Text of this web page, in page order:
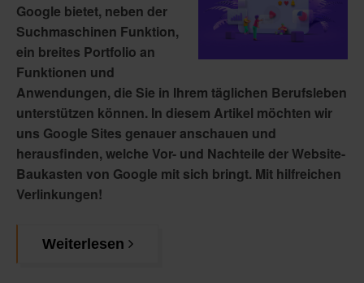
Google bietet, neben der
Suchmaschinen Funktion,
ein breites Portfolio an
Funktionen und
Anwendungen, die Sie in Ihrem täglichen Berufsleben
unterstützen können. In diesem Artikel möchten wir
uns Google Sites genauer anschauen und
herausfinden, welche Vor- und Nachteile der Website-
Baukasten von Google mit sich bringt. Mit hilfreichen
Verlinkungen!
Weiterlesen